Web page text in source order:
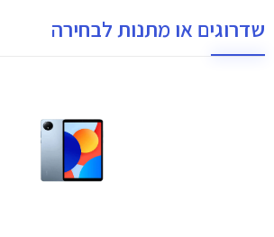
שדרוגים או מתנות לבחירה